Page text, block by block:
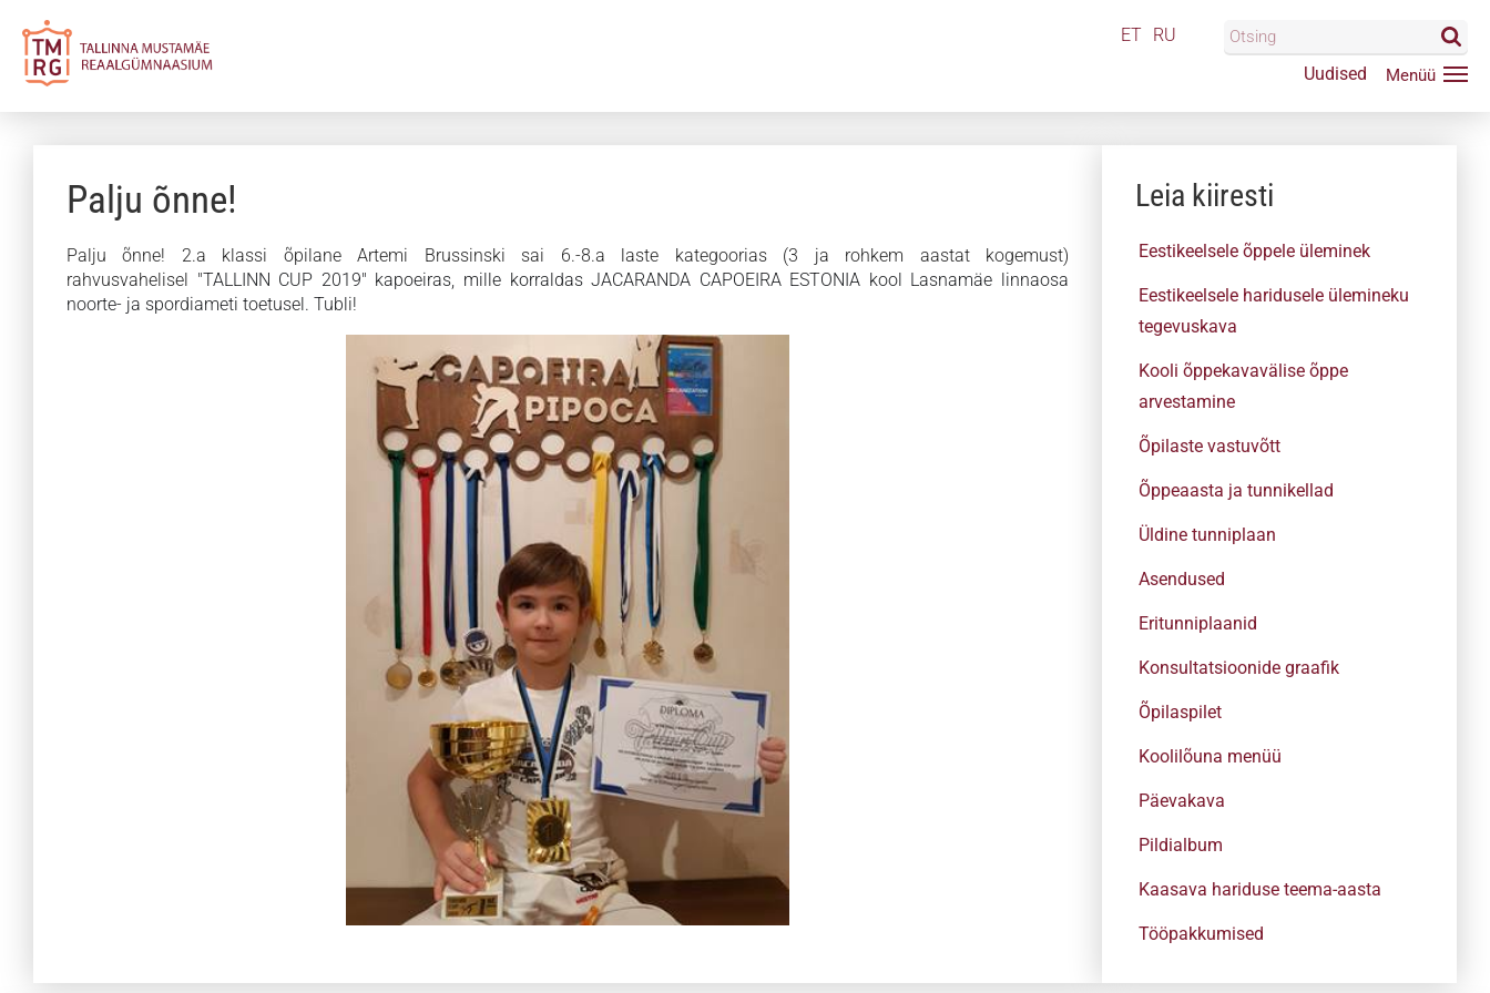
ET RU
Uudised
Palju õnne!
Palju õnne! 2.a klassi õpilane Artemi Brussinski sai 6.-8.a laste kategoorias (3 ja rohkem aastat kogemust)
rahvusvahelisel "TALLINN CUP 2019" kapoeiras, mille korraldasJACARANDA CAPOEIRA ESTONIA kool Lasnamäe linnaosa
noorte- ja spordiameti toetusel. Tubli!
Leia kiiresti
Eestikeelsele õppele üleminek
Eestikeelsele haridusele ülemineku
tegevuskava
Kooli õppekavavälise õppe
arvestamine
Õpilaste vastuvõtt
Õppeaasta ja tunnikellad
Üldine tunniplaan
Asendused
Eritunniplaanid
Konsultatsioonide graafik
Õpilaspilet
Koolilõuna menüü
Päevakava
Pildialbum
Kaasava hariduse teema-aasta
Tööpakkumised